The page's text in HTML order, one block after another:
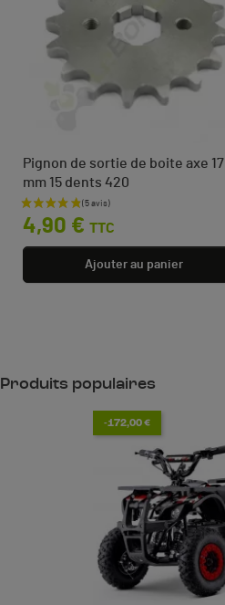
Pignon de sortie de boite axe 17
mm 15 dents 420
Prix
4,90 € TTC
Ajouter au panier
Produits populaires
-172,00 €